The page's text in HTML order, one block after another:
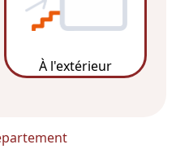
À l'extérieur